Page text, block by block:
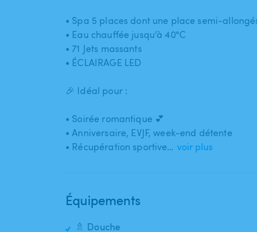
• Spa 5 places dont une place semi-
• Eau chauffée jusqu’à 40°C
• 71 Jets massants
• ÉCLAIRAGE LED
🎉 Idéal pour :
• Soirée romantique 💕
• Anniversaire​,​ EVJF​,​ week-end détente
• Récupération sportive… voir plus
Équipements
🚿 Douche